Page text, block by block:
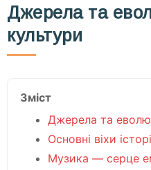
Джерела та
культури
Зміст
Джерела та
Основні віхи
Музика — серце